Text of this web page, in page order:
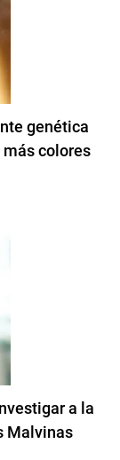
genética
colores
a la
Malvinas